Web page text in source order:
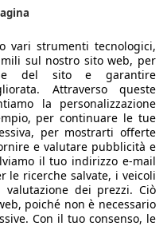
, mentre in America è la
con la hypercar
V8
capace di erogare
state realizzate solo 24.
alla hypercar con la H
sia la sua progenitrice,
prime, già dai primi anni
il segmento delle
limiti precedentemente
vari strumenti tecnologici,
sul nostro sito web, per
del sito e garantire
Attraverso queste
la personalizzazione
per continuare le tue
per mostrarti offerte
e valutare pubblicità e
il tuo indirizzo e-mail
le ricerche salvate, i veicoli
dei prezzi. Ciò
poiché non è necessario
Con il tuo consenso, le